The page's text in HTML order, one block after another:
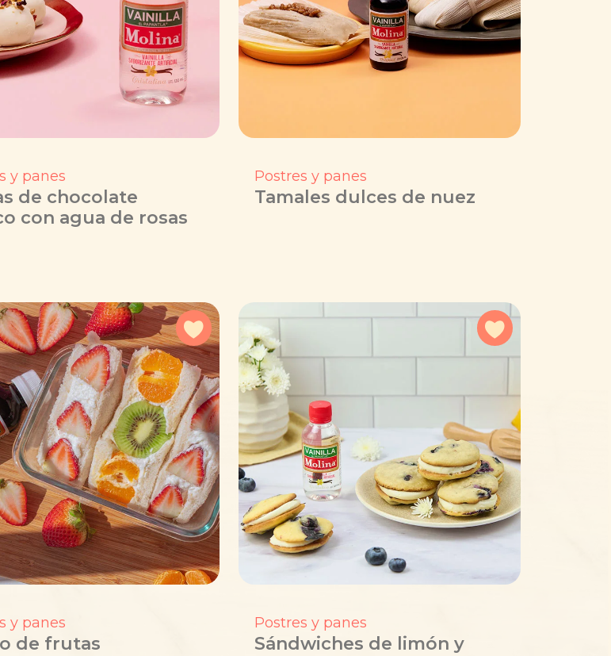
y panes
de chocolate
con agua de rosas
Postres y panes
Tamales dulces de nuez
y panes
de frutas
Agregar a favoritos
Postres y panes
Sándwiches de limón y